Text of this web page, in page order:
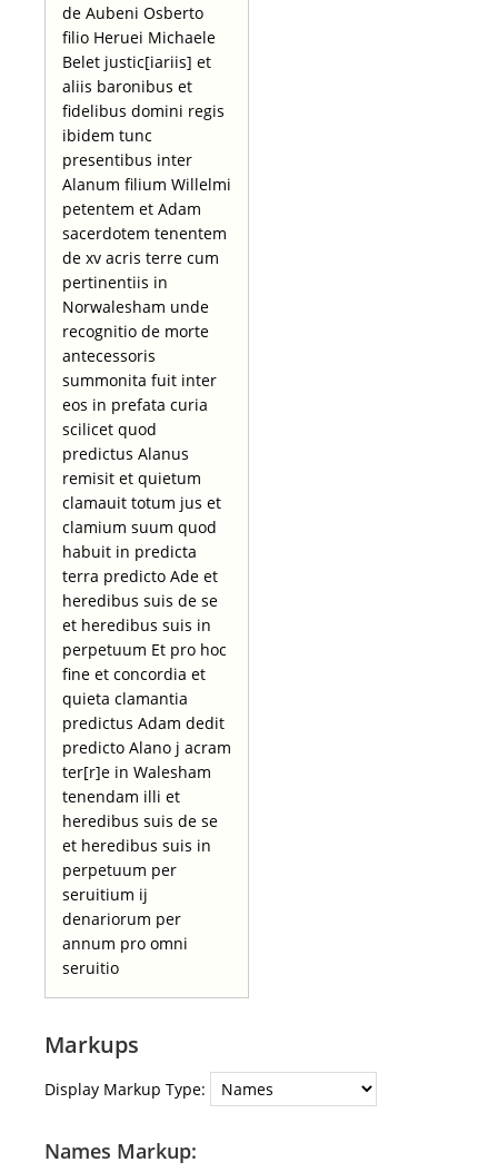
de Aubeni Osberto
filio Heruei Michaele
Belet justic[iariis] et
aliis baronibus et
fidelibus domini regis
ibidem tunc
presentibus inter
Alanum filium Willelmi
petentem et Adam
sacerdotem tenentem
de xv acris terre cum
pertinentiis in
Norwalesham unde
recognitio de morte
antecessoris
summonita fuit inter
eos in prefata curia
scilicet quod
predictus Alanus
remisit et quietum
clamauit totum jus et
clamium suum quod
habuit in predicta
terra predicto Ade et
heredibus suis de se
et heredibus suis in
perpetuum Et pro hoc
fine et concordia et
quieta clamantia
predictus Adam dedit
predicto Alano j acram
ter[r]e in Walesham
tenendam illi et
heredibus suis de se
et heredibus suis in
perpetuum per
seruitium ij
denariorum per
annum pro omni
seruitio
Markups
Display Markup Type:
Names Markup: